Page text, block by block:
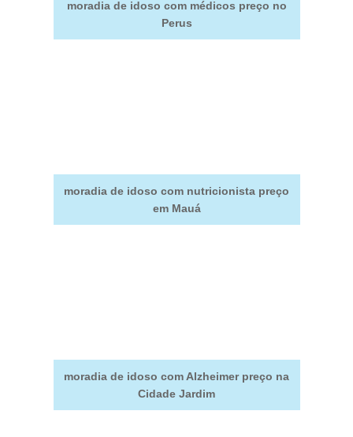
moradia de idoso com médicos preço no
Perus
moradia de idoso com nutricionista preço
em Mauá
moradia de idoso com Alzheimer preço na
Cidade Jardim